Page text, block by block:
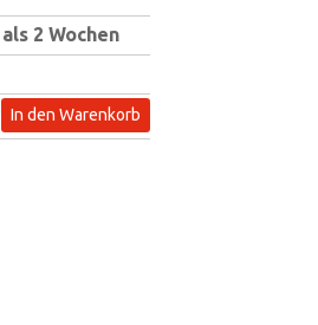
2 Wochen
In den Warenkorb